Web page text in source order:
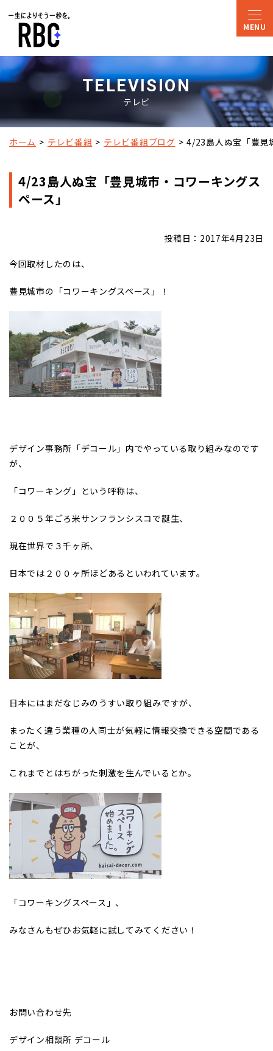
TELEVISION
テレビ
ホーム テレビ番組 テレビ番組ブログ 4/23島人ぬ宝「豊見
4/23島人ぬ宝「豊見城市・コワーキングス
ペース」
投稿日：2017年4月23日
今回取材したのは、
豊見城市の「コワーキングスペース」！
デザイン事務所「デコール」内でやっている取り組みなのです
が、
「コワーキング」という呼称は、
２００５年ごろ米サンフランシスコで誕生、
現在世界で３千ヶ所、
日本では２００ヶ所ほどあるといわれています。
日本にはまだなじみのうすい取り組みですが、
まったく違う業種の人同士が気軽に情報交換できる空間である
ことが、
これまでとはちがった刺激を生んでいるとか。
「コワーキングスペース」、
みなさんもぜひお気軽に試してみてください！
お問い合わせ先
デザイン相談所 デコール